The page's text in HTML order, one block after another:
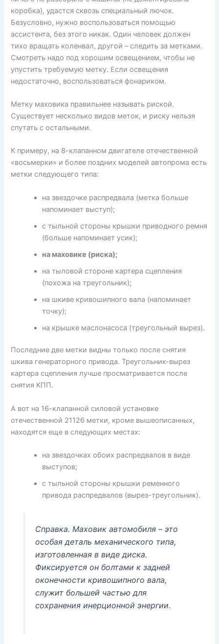
коробка), удастся сквозь специальный лючок.
Безусловно, нужно воспользоваться помощью
ассистента, без этого никак. Один человек должен
тихо вращать коленвал, другой – следить за метками.
Смотреть надо под хорошим освещением, чтобы не
упустить требуемую метку. Если освещения
недостаточно, воспользоваться фонариком.
Метку маховика правильнее называть риской.
Существует несколько видов меток, и риску нельзя
спутать с остальными.
К примеру, на 8-клапанном двигателе отечественной
«восьмерки» и более поздних моделей автопрома есть
метки следующего типа:
на звездочке распредвала (метка больше
напоминает выступ);
с тыльной стороны крышки приводного ремня
(больше напоминает усик);
на маховике (риска);
на тыловой стороне картера сцепления
(похожа на треугольник);
на шкиве кривошипного вала (напоминает
точку);
на крышке маслонасоса (треугольный вырез).
Последние две метки видны только после снятия
шкива генераторного привода. Треугольник-вырез
картера сцепления лучше просматривается после
снятия КПП.
А вот на 16-клапанной силовой установке
отечественной 21126 метки, кроме вышеописанных,
находятся еще в следующих местах:
на звездочках обоих распредвалов в виде
выступов;
с тыльной стороны крышки ременного
привода распредвалов (вырез-треугольник).
Справка. Маховик автомобиля – это
особая деталь механического типа,
изготовленная в виде диска.
Фиксируется он болтами к задней
оконечности кривошипного вала,
служит большей частью для
сохранения инерционной энергии.